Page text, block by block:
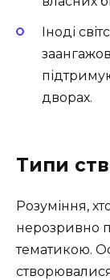
Іноді
дворах.
Типи
Розуміння,
нерозривно
тематикою.